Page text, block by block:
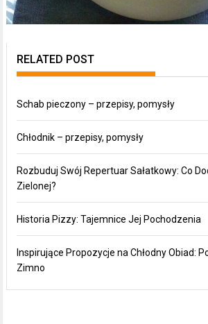
RELATED POST
Schab pieczony – przepisy, pomysły
Chłodnik – przepisy, pomysły
Rozbuduj Swój Repertuar Sałatkowy: Co
Zielonej?
Historia Pizzy: Tajemnice Jej Pochodzenia
Inspirujące Propozycje na Chłodny Obiad:
Zimno